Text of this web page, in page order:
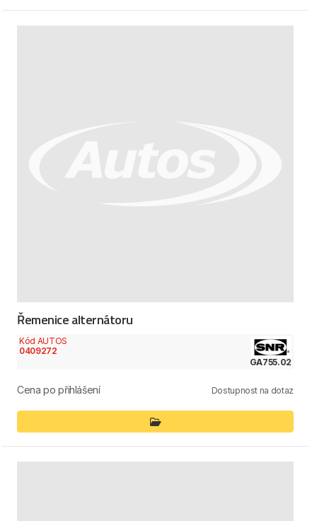
Řemenice alternátoru
Kód AUTOS
0409272
GA755.02
Cena po přihlášení Dostupnost na dotaz